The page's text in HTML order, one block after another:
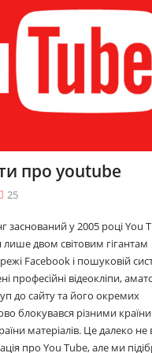
про youtube
25
заснований у 2005 році You
двом світовим гігантам
Facebook і пошуковій
професійні відеокліпи,
до сайту та його окремих
блокувався різними
матеріалів. Це далеко не
про You Tube, але ми
як